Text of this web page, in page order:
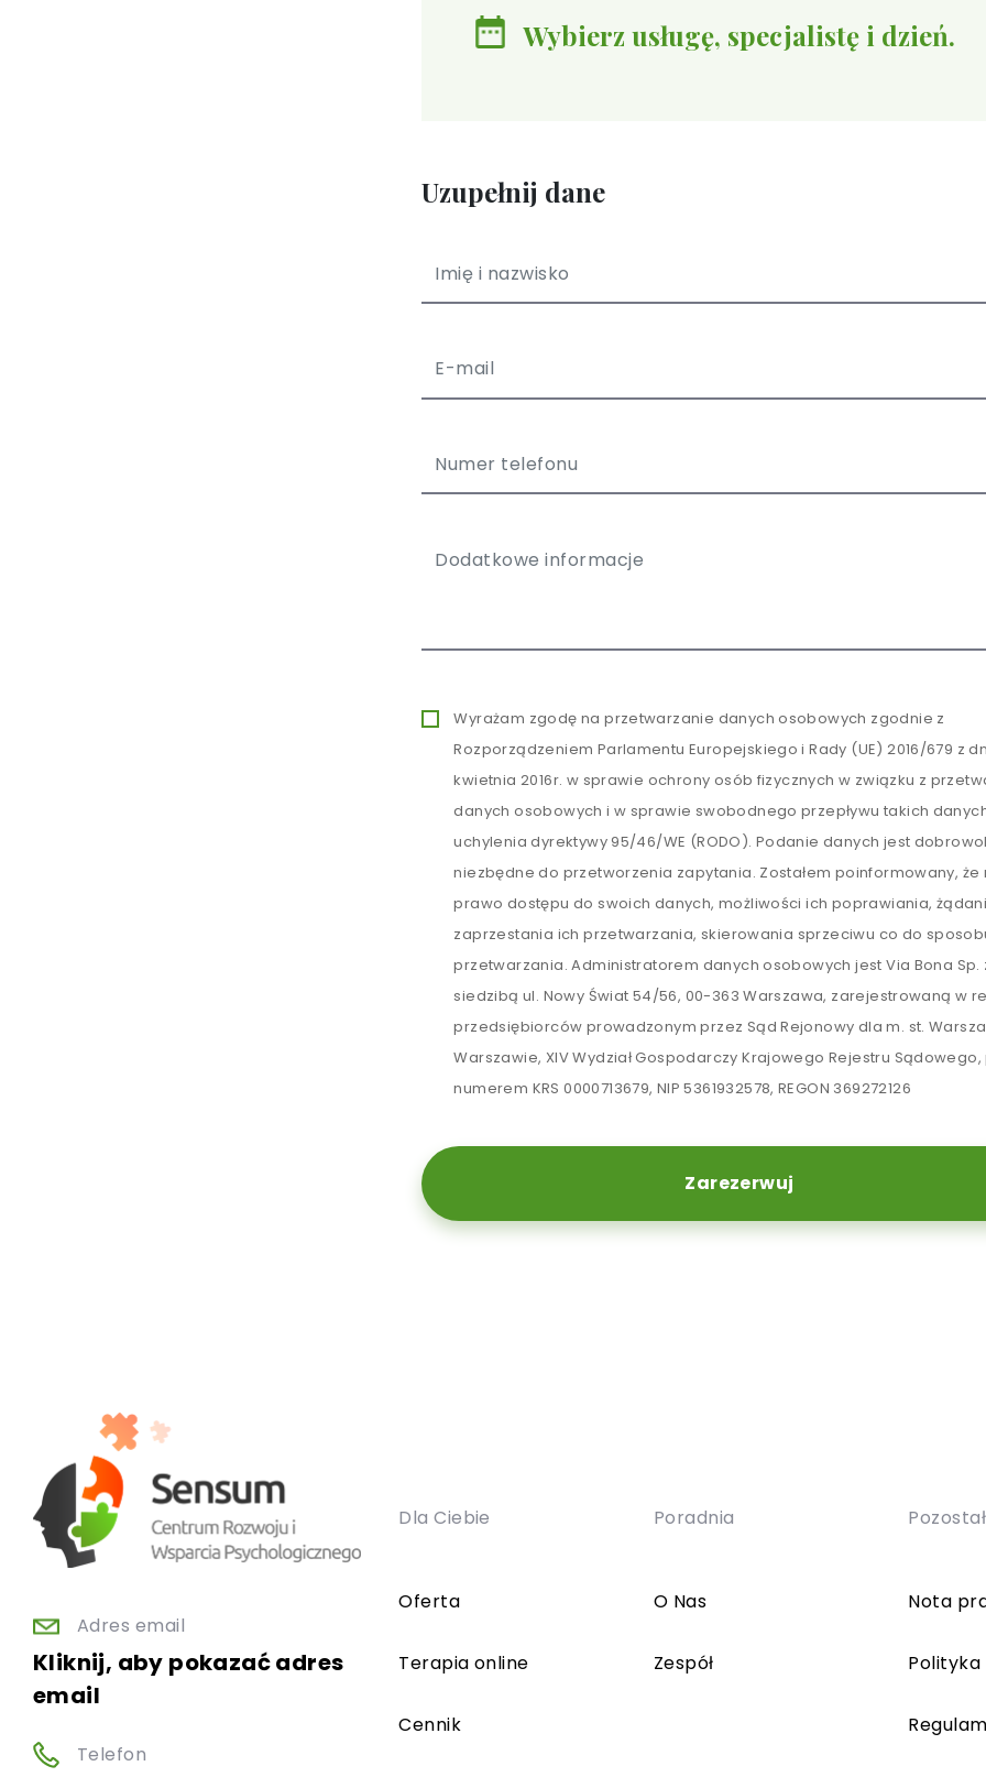
Wybierz usługę, specjalistę i dzień.
Uzupełnij dane
Wyrażam zgodę na przetwarzanie danych osobowych zgodnie z
Rozporządzeniem Parlamentu Europejskiego i Rady (UE) 2016/679 z
kwietnia 2016r. w sprawie ochrony osób fizycznych w związku z
danych osobowych i w sprawie swobodnego przepływu takich
uchylenia dyrektywy 95/46/WE (RODO). Podanie danych jest
niezbędne do przetworzenia zapytania. Zostałem poinformowany, że
prawo dostępu do swoich danych, możliwości ich poprawiania,
zaprzestania ich przetwarzania, skierowania sprzeciwu co do
przetwarzania. Administratorem danych osobowych jest Via Bona Sp.
siedzibą ul. Nowy Świat 54/56, 00-363 Warszawa, zarejestrowaną w
przedsiębiorców prowadzonym przez Sąd Rejonowy dla m. st.
Warszawie, XIV Wydział Gospodarczy Krajowego Rejestru
numerem KRS 0000713679, NIP 5361932578, REGON 369272126
Zarezerwuj
Adres email
Kliknij, aby pokazać adres
email
Telefon
Dla Ciebie
Oferta
Terapia online
Cennik
Poradnia
O Nas
Zespół
Nota